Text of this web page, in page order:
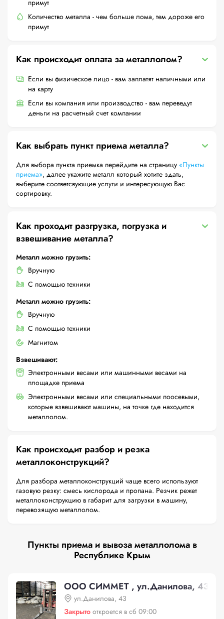
примут
Количество металла - чем больше лома, тем дороже его
примут
Как происходит оплата за металлолом?
Если вы физическое лицо - вам заплатят наличными или
на карту
Если вы компания или производство - вам переведут
деньги на расчетный счет компании
Как выбрать пункт приема металла?
Для выбора пункта приемка перейдите на страницу «Пункты
приема», далее укажите металл который хотите здать,
выберите соответсвующие услуги и интересующую Вас
сортировку.
Как проходит разгрузка, погрузка и
взвешивание металла?
Металл можно грузить:
Вручную
С помощью техники
Металл можно грузить:
Вручную
С помощью техники
Магнитом
Взвешивают:
Электронными весами или машинными весами на
площадке приема
Электронными весами или специальными поосевыми,
которые взвешивают машины, на точке где находится
металлолом.
Как происходит разбор и резка
металлоконструкций?
Для разбора металлоконструкций чаще всего используют
газовую резку: смесь кислорода и пропана. Резчик режет
металлоконструкцию в габарит для загрузки в машину,
перевозящую металлолом.
Пункты приема и вывоза металлолома в
Республике Крым
ООО СИММЕТ , ул.Данилова, 43
ул.Данилова, 43
Закрыто откроется в сб 09:00